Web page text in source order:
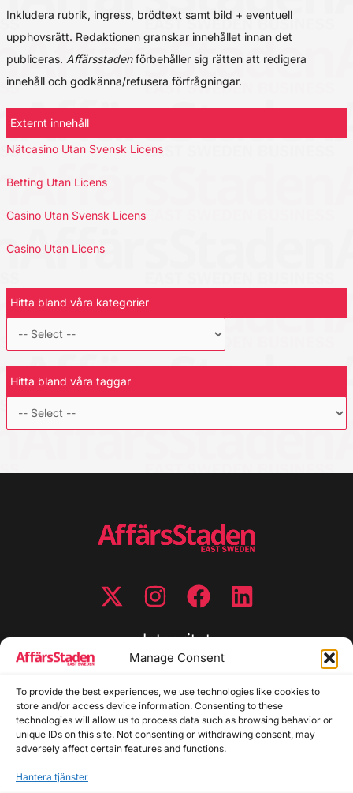
Manage Consent
To provide the best experiences, we use technologies like cookies to
store and/or access device information. Consenting to these
technologies will allow us to process data such as browsing behavior or
unique IDs on this site. Not consenting or withdrawing consent, may
adversely affect certain features and functions.
Hantera tjänster
Inkludera rubrik, ingress, brödtext samt bild + eventuell
upphovsrätt. Redaktionen granskar innehållet innan det
publiceras. Affärsstadenförbehåller sig rätten att redigera
innehåll och godkänna/refusera förfrågningar.
Externt innehåll
Nätcasino Utan Svensk Licens
Betting Utan Licens
Casino Utan Svensk Licens
Casino Utan Licens
Hitta bland våra kategorier
Hitta bland våra taggar
Integritet
Cookiepolicy
Disclaimer
Redaktionell policy
Utgivarinformation